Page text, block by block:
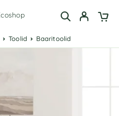
Toolid Baaritoolid